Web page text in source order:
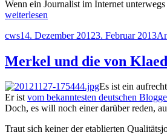
Wenn ein Journalist im Internet
„Die
Internetrecherche
Google
ist
herzlich
eingeladen
dabei
zu
sein.“
weiterlesen
Autor
cwsVeröffentlicht
14. Dezember 20123. Februar 2013
Merkel und die von
Es ist ein
Er istvom bekanntesten deutschen
Doch, es will noch einer darüber reden,
Traut sich keiner der etablierten